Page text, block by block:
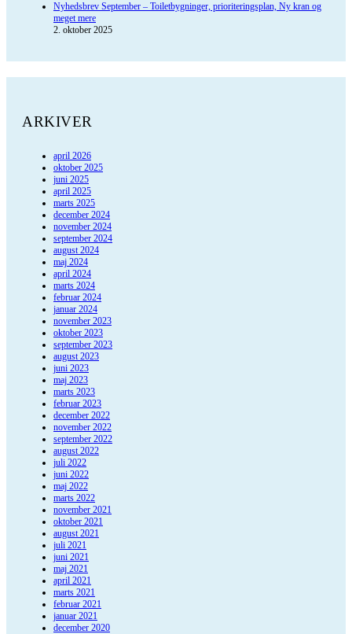
Nyhedsbrev September – Toiletbygninger, prioriteringsplan, Ny kran og
meget mere
2. oktober 2025
ARKIVER
april 2026
oktober 2025
juni 2025
april 2025
marts 2025
december 2024
november 2024
september 2024
august 2024
maj 2024
april 2024
marts 2024
februar 2024
januar 2024
november 2023
oktober 2023
september 2023
august 2023
juni 2023
maj 2023
marts 2023
februar 2023
december 2022
november 2022
september 2022
august 2022
juli 2022
juni 2022
maj 2022
marts 2022
november 2021
oktober 2021
august 2021
juli 2021
juni 2021
maj 2021
april 2021
marts 2021
februar 2021
januar 2021
december 2020